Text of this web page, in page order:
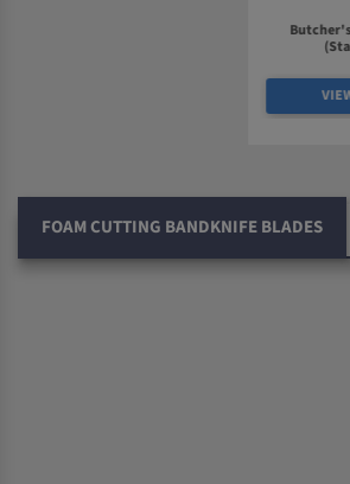
FOAM CUTTING BANDKNIFE BLADES